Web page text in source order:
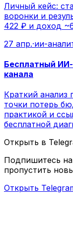
Личный кейс:
воронки и
422 ₽ и доход
27 апр.·ии-
Бесплатный ИИ-
канала
Краткий анализ
точки потерь
практикой и
бесплатной
Открыть в
Подпишитесь
пропустить
Открыть